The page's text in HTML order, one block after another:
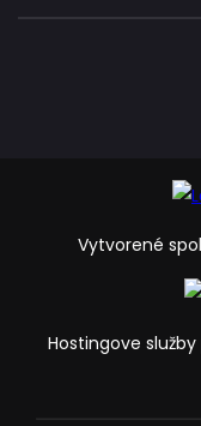
Vytvorené
Hostingove